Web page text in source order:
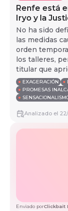
Renfe está
Iryo y la
No ha sido
las medidas
orden
los talleres,
titular que
● EXAGERACIÓN ●
● PROMESAS
●
Analizado el
Enviado porClickbait